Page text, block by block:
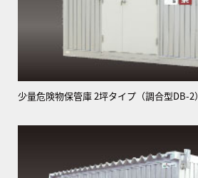
少量危険物保管庫 2坪タイプ（調合型DB-2）